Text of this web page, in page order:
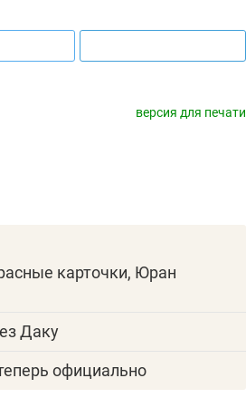
версия для печати
карточки, Юран
Даку
официально